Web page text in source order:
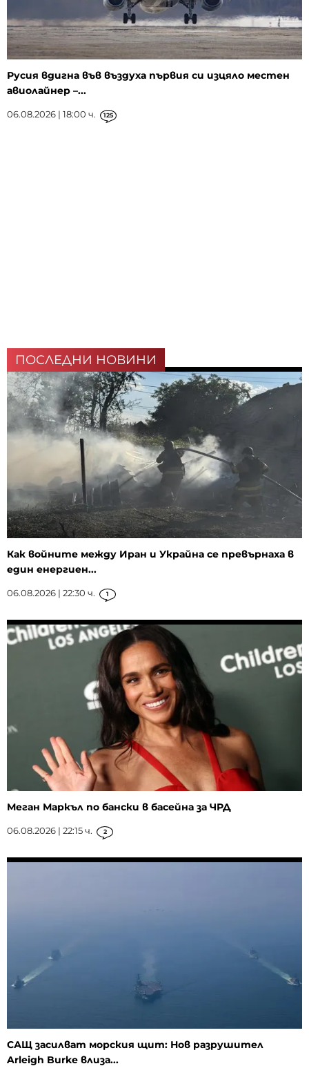
Русия вдигна във въздуха първия си изцяло местен
авиолайнер –...
06.08.2026 | 18:00 ч. 125
ПОСЛЕДНИ НОВИНИ
Как войните между Иран и Украйна се превърнаха в
един енергиен...
06.08.2026 | 22:30 ч. 1
Меган Маркъл по бански в басейна за ЧРД
06.08.2026 | 22:15 ч. 2
САЩ засилват морския щит: Нов разрушител
Arleigh Burke влиза...